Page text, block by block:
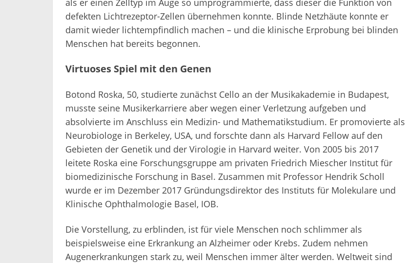
defekten Lichtrezeptor-Zellen übernehmen konnte. Blinde Netzhäute konnte er
damit wieder lichtempfindlich machen – und die klinische Erprobung bei blinden
Menschen hat bereits begonnen.
Virtuoses Spiel mit den Genen
Botond Roska, 50, studierte zunächst Cello an der Musikakademie in Budapest,
musste seine Musikerkarriere aber wegen einer Verletzung aufgeben und
absolvierte im Anschluss ein Medizin- und Mathematikstudium. Er promovierte als
Neurobiologe in Berkeley, USA, und forschte dann als Harvard Fellow auf den
Gebieten der Genetik und der Virologie in Harvard weiter. Von 2005 bis 2017
leitete Roska eine Forschungsgruppe am privaten Friedrich Miescher Institut für
biomedizinische Forschung in Basel. Zusammen mit Professor Hendrik Scholl
wurde er im Dezember 2017 Gründungsdirektor des Instituts für Molekulare und
Klinische Ophthalmologie Basel, IOB.
Die Vorstellung, zu erblinden, ist für viele Menschen noch schlimmer als
beispielsweise eine Erkrankung an Alzheimer oder Krebs. Zudem nehmen
Augenerkrankungen stark zu, weil Menschen immer älter werden. Weltweit sind